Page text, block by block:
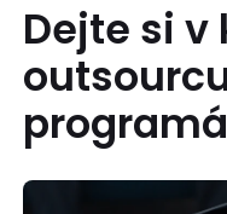
Dejte si v